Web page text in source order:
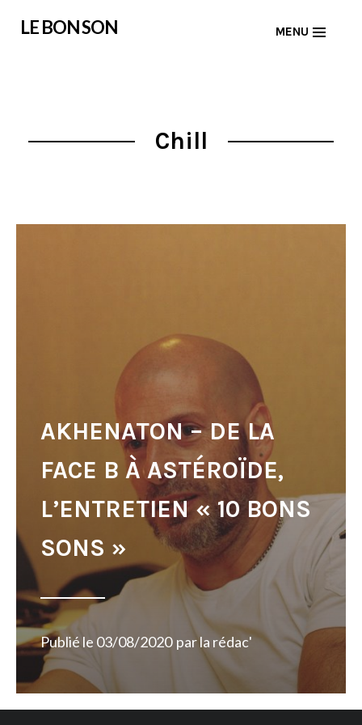
LE BON SON MENU
Chill
AKHENATON – DE LA
FACE B À ASTÉROÏDE,
L’ENTRETIEN « 10 BONS
SONS »
Publié le 03/08/2020 parla rédac'